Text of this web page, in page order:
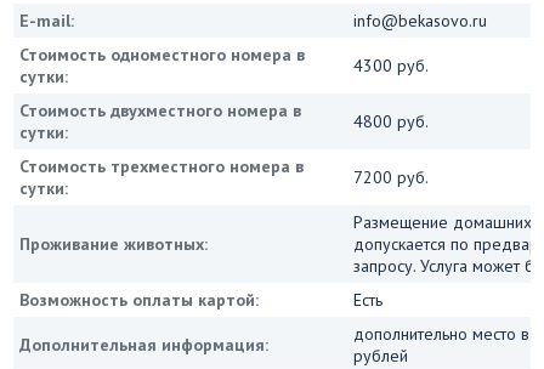
E-mail:
info@bekasovo.ru
Стоимость одноместного номера в
сутки:
4300 руб.
Стоимость двухместного номера в
сутки:
4800 руб.
Стоимость трехместного номера в
сутки:
7200 руб.
Проживание животных:
Размещение домашних
допускается по
запросу. Услуга может
Возможность оплаты картой:
Есть
Дополнительная информация:
дополнительно место в
рублей